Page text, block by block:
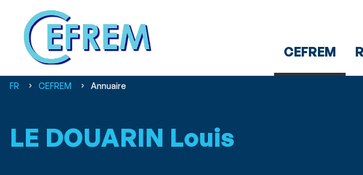
CEFREM
Vous
FR CEFREM Annuaire
LE DOUARIN Louis